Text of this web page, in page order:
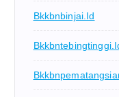
Bkkbnbinjai.id